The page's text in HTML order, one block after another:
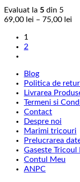
Evaluat la 5 din 5
69,00 lei – 75,00 lei
1
2
Blog
Politica de
Livrarea
Termeni si
Contact
Despre noi
Marimi tricouri
Prelucrarea
Gaseste
Contul Meu
ANPC